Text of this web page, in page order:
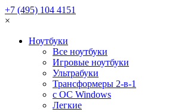
+7 (495) 104 4151
×
Ноутбуки
Все ноутбуки
Игровые ноутбуки
Ультрабуки
Трансформеры 2-в-1
с ОС Windows
Легкие